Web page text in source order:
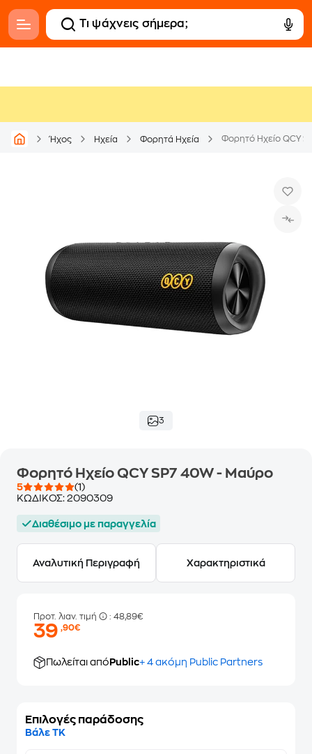
Ήχος Ηχεία Φορητά Ηχεία Φορητό Ηχείο QCY
3
Φορητό Ηχείο QCY SP7 40W - Μαύρο
5
(1)
ΚΩΔΙΚΟΣ: 2090309
Διαθέσιμο με παραγγελία
Αναλυτική Περιγραφή Χαρακτηριστικά
Προτ. λιαν. τιμή : 48,89€
39,90€
Πωλείται από Public+ 4 ακόμη Public Partners
Επιλογές παράδοσης
Βάλε ΤΚ